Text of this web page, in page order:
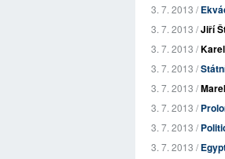
3. 7. 2013 /
3. 7. 2013 /Jiří
3. 7. 2013 /
3. 7. 2013 /
3. 7. 2013 /
3. 7. 2013 /
3. 7. 2013 /
3. 7. 2013 /